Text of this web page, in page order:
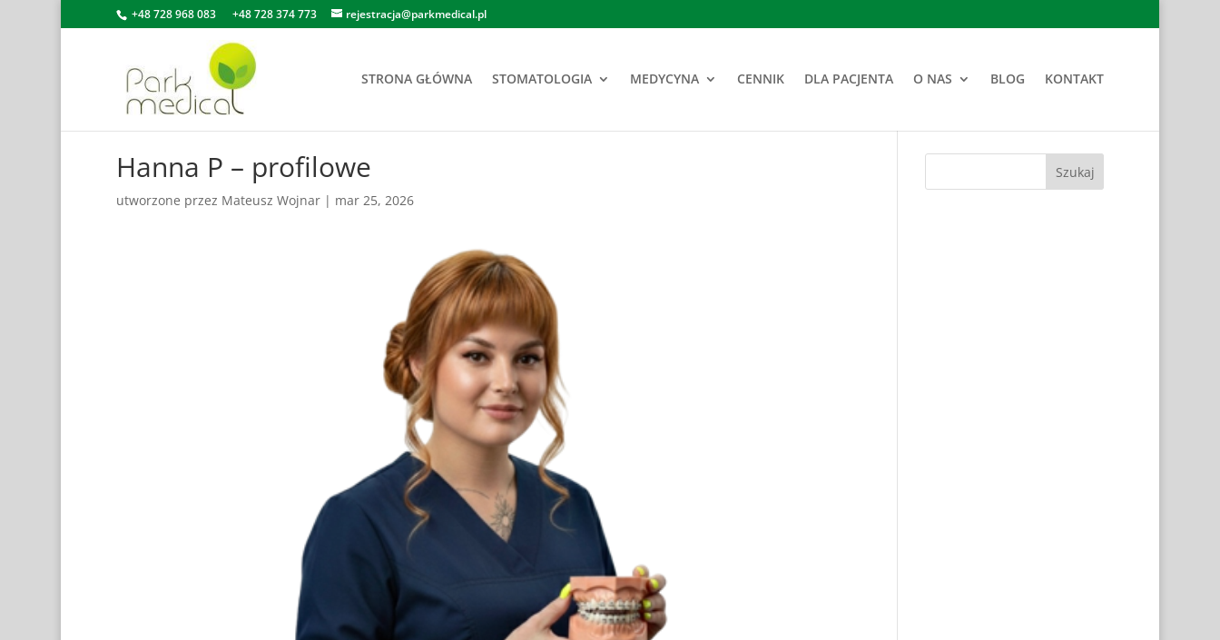
+48 728 968 083 +48 728 374 773 rejestracja@parkmedical.pl
STRONA GŁÓWNA STOMATOLOGIA MEDYCYNA CENNIK DLA PACJENTA O NAS BLOG KONTAKT
Hanna P – profilowe
utworzone przez Mateusz Wojnar| mar 25, 2026